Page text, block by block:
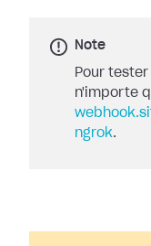
Note
Pour
n'importe
ngrok.